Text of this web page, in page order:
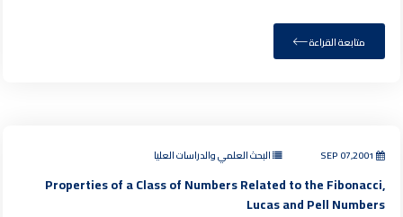
متابعة القراءة
البحث العلمي والدراسات العليا
Properties of a Class of Numbers Related to the Fibonacci,
Lucas and Pell Numbers